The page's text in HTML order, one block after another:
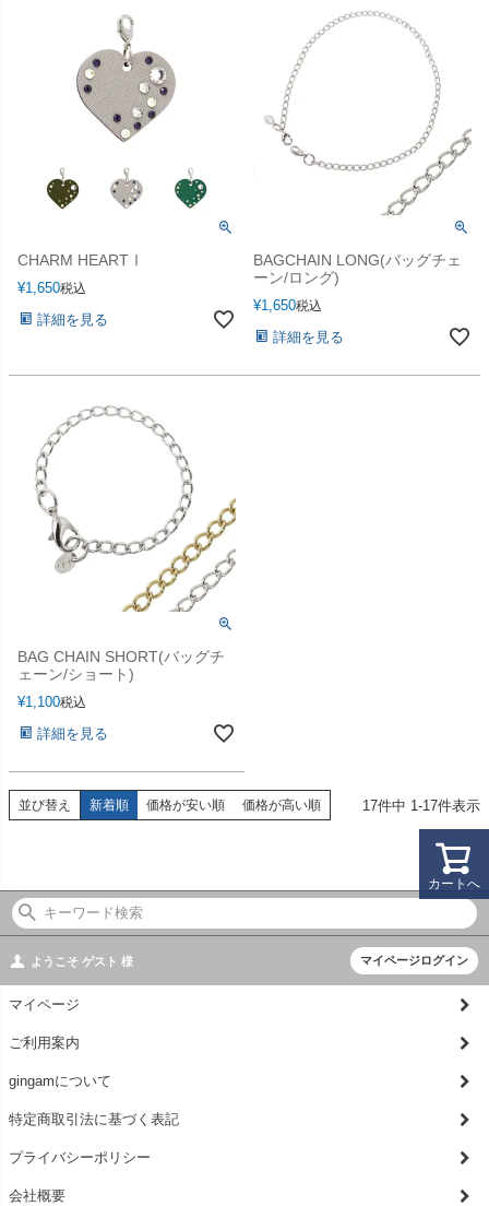
CHARM HEARTⅠ
¥1,650税込
詳細を見る
BAGCHAIN LONG(バッグチェ
ーン/ロング)
¥1,650税込
詳細を見る
BAG CHAIN SHORT(バッグチ
ェーン/ショート)
¥1,100税込
詳細を見る
並び替え 新着順 価格が安い順 価格が高い順 17件中 1-17件表示
カートへ
ようこそ ゲスト 様 マイページログイン
マイページ
ご利用案内
gingamについて
特定商取引法に基づく表記
プライバシーポリシー
会社概要